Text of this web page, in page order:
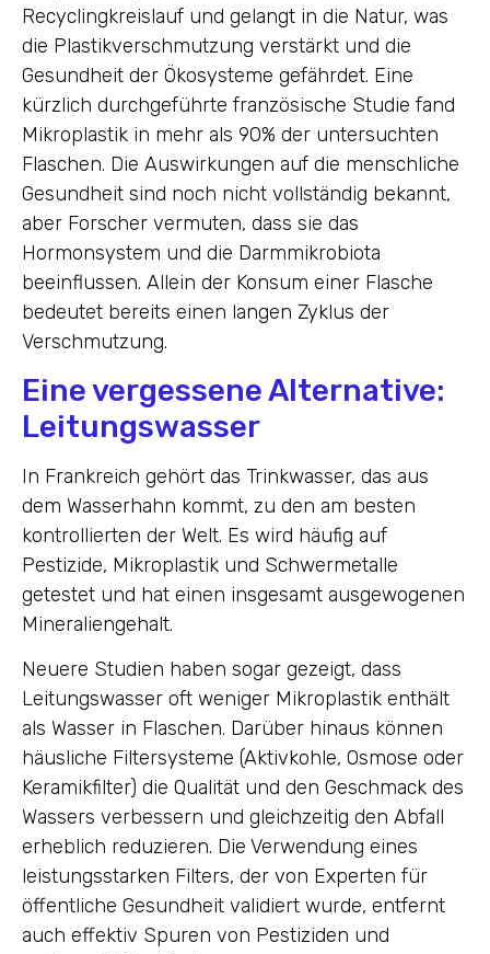
Recyclingkreislauf und gelangt in die Natur, was
die Plastikverschmutzung verstärkt und die
Gesundheit der Ökosysteme gefährdet. Eine
kürzlich durchgeführte französische Studie fand
Mikroplastik in mehr als 90% der untersuchten
Flaschen. Die Auswirkungen auf die menschliche
Gesundheit sind noch nicht vollständig bekannt,
aber Forscher vermuten, dass sie das
Hormonsystem und die Darmmikrobiota
beeinflussen. Allein der Konsum einer Flasche
bedeutet bereits einen langen Zyklus der
Verschmutzung.
Eine vergessene Alternative:
Leitungswasser
In Frankreich gehört das Trinkwasser, das aus
dem Wasserhahn kommt, zu den am besten
kontrollierten der Welt. Es wird häufig auf
Pestizide, Mikroplastik und Schwermetalle
getestet und hat einen insgesamt ausgewogenen
Mineraliengehalt.
Neuere Studien haben sogar gezeigt, dass
Leitungswasser oft weniger Mikroplastik enthält
als Wasser in Flaschen. Darüber hinaus können
häusliche Filtersysteme (Aktivkohle, Osmose oder
Keramikfilter) die Qualität und den Geschmack des
Wassers verbessern und gleichzeitig den Abfall
erheblich reduzieren. Die Verwendung eines
leistungsstarken Filters, der von Experten für
öffentliche Gesundheit validiert wurde, entfernt
auch effektiv Spuren von Pestiziden und